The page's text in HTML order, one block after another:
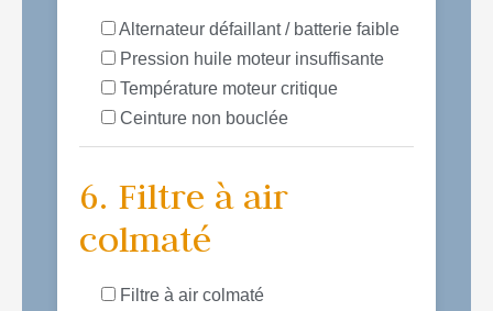
Alternateur défaillant / batterie faible
Pression huile moteur insuffisante
Température moteur critique
Ceinture non bouclée
6. Filtre à air
colmaté
Filtre à air colmaté